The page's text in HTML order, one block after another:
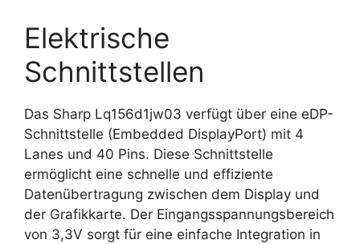
Elektrische
Schnittstellen
Das Sharp Lq156d1jw03 verfügt über eine eDP-
Schnittstelle (Embedded DisplayPort) mit 4
Lanes und 40 Pins. Diese Schnittstelle
ermöglicht eine schnelle und effiziente
Datenübertragung zwischen dem Display und
der Grafikkarte. Der Eingangsspannungsbereich
von 3,3V sorgt für eine einfache Integration in